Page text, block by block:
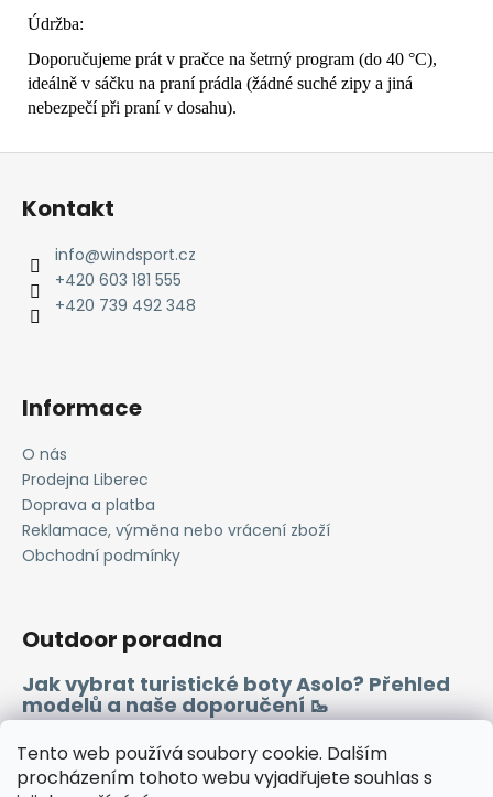
Tento web používá soubory cookie. Dalším
procházením tohoto webu vyjadřujete souhlas s
Údržba:
Doporučujeme prát v pračce na šetrný program (do 40 °C),
ideálně v sáčku na praní prádla (žádné suché zipy a jiná
nebezpečí při praní v dosahu).
Z
Kontakt
info@windsport.cz
+420 603 181 555
+420 739 492 348
Informace
O nás
Prodejna Liberec
Doprava a platba
Reklamace, výměna nebo vrácení zboží
Obchodní podmínky
Outdoor poradna
Jak vybrat turistické boty Asolo? Přehled
modelů a naše doporučení 🥾